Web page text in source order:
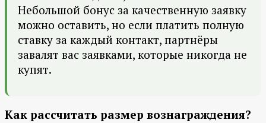
Небольшой бонус за качественную заявку
можно оставить, но если платить полную
ставку за каждый контакт, партнёры
завалят вас заявками, которые никогда не
купят.
Как рассчитать размер вознаграждения?